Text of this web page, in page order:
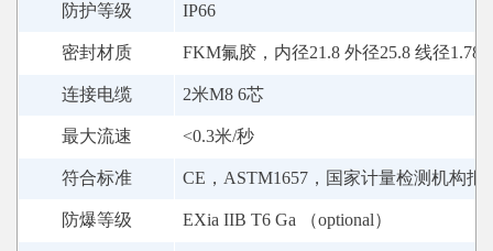
防护等级 IP66
密封材质 FKM氟胶， 内径21.8 外径25.8 线径1.78
连接电缆 2米M8 6芯
最大流速 <0.3米/秒
符合标准 CE，ASTM1657，国家计量检测机构报
防爆等级 EXia IIB T6 Ga （optional）